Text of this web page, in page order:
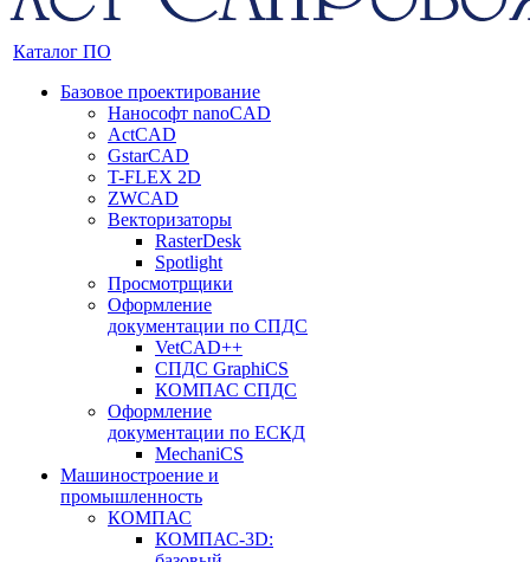
Каталог ПО
Базовое проектирование
Нанософт nanoCAD
ActCAD
GstarCAD
T-FLEX 2D
ZWCAD
Векторизаторы
RasterDesk
Spotlight
Просмотрщики
Оформление
документации по СПДС
VetCAD++
СПДС GraphiCS
КОМПАС СПДС
Оформление
документации по ЕСКД
MechaniCS
Машиностроение и
промышленность
КОМПАС
КОМПАС-3D: